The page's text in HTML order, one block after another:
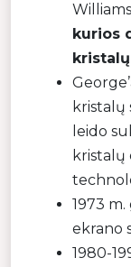
kurios
kristalų
leido
kristalų
1973
ekrano
1980-